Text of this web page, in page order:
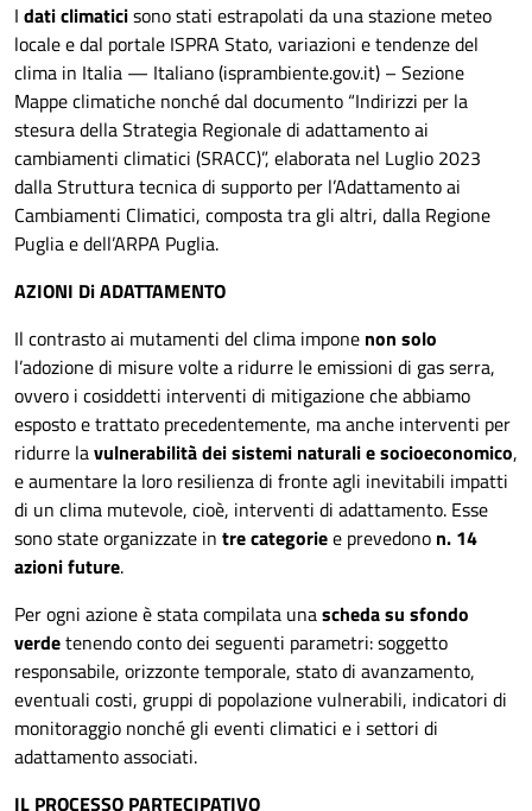
I dati climaticisono stati estrapolati da una stazione meteo
locale e dal portale ISPRA Stato, variazioni e tendenze del
clima in Italia — Italiano (isprambiente.gov.it) – Sezione
Mappe climatiche nonché dal documento “Indirizzi per la
stesura della Strategia Regionale di adattamento ai
cambiamenti climatici (SRACC)”, elaborata nel Luglio 2023
dalla Struttura tecnica di supporto per l’Adattamento ai
Cambiamenti Climatici, composta tra gli altri, dalla Regione
Puglia e dell’ARPA Puglia.
AZIONI Di ADATTAMENTO
Il contrasto ai mutamenti del clima impone non solo
l’adozione di misure volte a ridurre le emissioni di gas serra,
ovvero i cosiddetti interventi di mitigazione che abbiamo
esposto e trattato precedentemente, ma anche interventi per
ridurre lavulnerabilità dei sistemi naturali e socioeconomico,
e aumentare la loro resilienza di fronte agli inevitabili impatti
di un clima mutevole, cioè, interventi di adattamento. Esse
sono state organizzate in tre categoriee prevedono n. 14
azioni future.
Per ogni azione è stata compilata unascheda su sfondo
verdetenendo conto dei seguenti parametri: soggetto
responsabile, orizzonte temporale, stato di avanzamento,
eventuali costi, gruppi di popolazione vulnerabili, indicatori di
monitoraggio nonché gli eventi climatici e i settori di
adattamento associati.
IL PROCESSO PARTECIPATIVO